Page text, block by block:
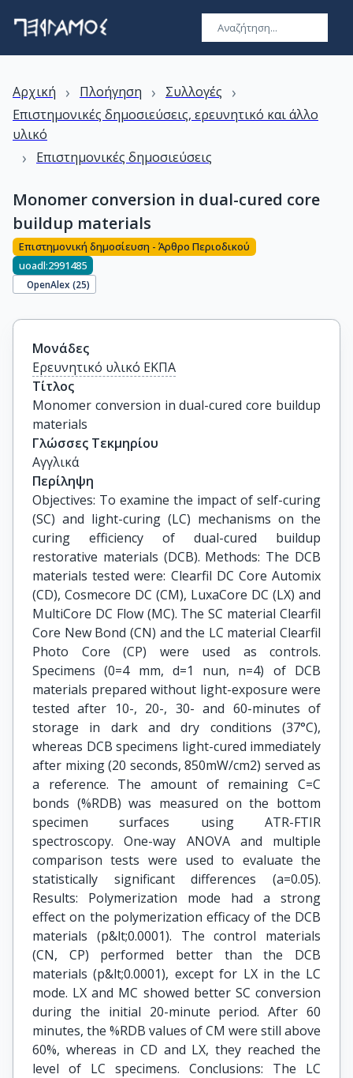
Αρχική › Πλοήγηση › Συλλογές ›
Επιστημονικές δημοσιεύσεις, ερευνητικό και άλλο
υλικό
› Επιστημονικές δημοσιεύσεις
Monomer conversion in dual-cured core
buildup materials
Επιστημονική δημοσίευση - Άρθρο Περιοδικού
uoadl:2991485
OpenAlex (25)
Μονάδες
Ερευνητικό υλικό ΕΚΠΑ
Τίτλος
Monomer conversion in dual-cured core buildup
materials
Γλώσσες Τεκμηρίου
Αγγλικά
Περίληψη
Objectives: To examine the impact of self-curing
(SC) and light-curing (LC) mechanisms on the
curing efficiency of dual-cured buildup
restorative materials (DCB). Methods: The DCB
materials tested were: Clearfil DC Core Automix
(CD), Cosmecore DC (CM), LuxaCore DC (LX) and
MultiCore DC Flow (MC). The SC material Clearfil
Core New Bond (CN) and the LC material Clearfil
Photo Core (CP) were used as controls.
Specimens (0=4 mm, d=1 nun, n=4) of DCB
materials prepared without light-exposure were
tested after 10-, 20-, 30- and 60-minutes of
storage in dark and dry conditions (37°C),
whereas DCB specimens light-cured immediately
after mixing (20 seconds, 850mW/cm2) served as
a reference. The amount of remaining C=C
bonds (%RDB) was measured on the bottom
specimen surfaces using ATR-FTIR
spectroscopy. One-way ANOVA and multiple
comparison tests were used to evaluate the
statistically significant differences (a=0.05).
Results: Polymerization mode had a strong
effect on the polymerization efficacy of the DCB
materials (p&lt;0.0001). The control materials
(CN, CP) performed better than the DCB
materials (p&lt;0.0001), except for LX in the LC
mode. LX and MC showed better SC conversion
during the initial 20-minute period. After 60
minutes, the %RDB values of CM were still above
60%, whereas in CD and LX, they reached the
level of LC specimens. Conclusions: The LC